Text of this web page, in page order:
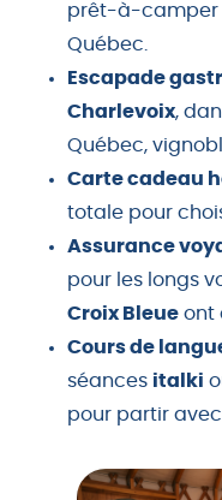
prêt-à-camper
Québec.
Escapade
Charlevoix,
Québec,
Carte cadeau
totale pour
Assurance
pour les longs
Croix Bleue ont
Cours de
séances italki
pour partir